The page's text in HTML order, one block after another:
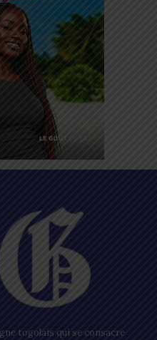
togolais qui se consacre